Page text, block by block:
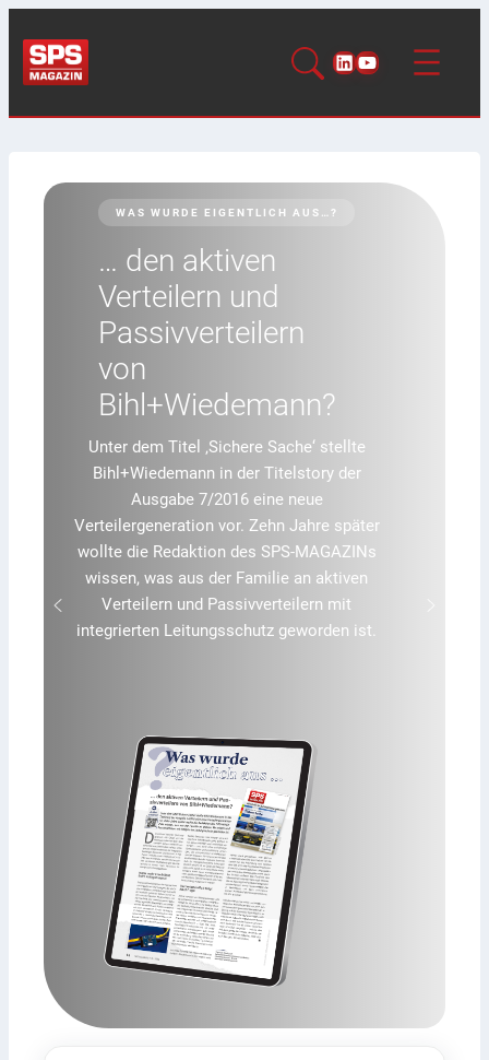
LinkedIn
YouTube
Virtuelle SPS: Reif für
Lange galt die virtuelle SPS als
Zukunftsvision. Inzwischen sehen viele
Hersteller sie als produktionsreife Ergänzung
zur klassischen Hardware-Steuerung. Treiber
sind vor allem die Verschmelzung von IT und
OT, höhere Flexibilität sowie neue Betriebs-
und Sicherheitskonzepte.